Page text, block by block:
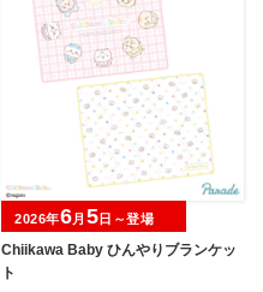
Chiikawa Baby ひんやりブランケッ
ト
2026年6月 5日～登場